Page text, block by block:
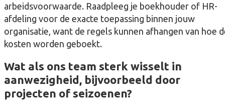
arbeidsvoorwaarde. Raadpleeg je boekhouder of HR-
afdeling voor de exacte toepassing binnen jouw
organisatie, want de regels kunnen afhangen van hoe
kosten worden geboekt.
Wat als ons team sterk wisselt in
aanwezigheid, bijvoorbeeld door
projecten of seizoenen?